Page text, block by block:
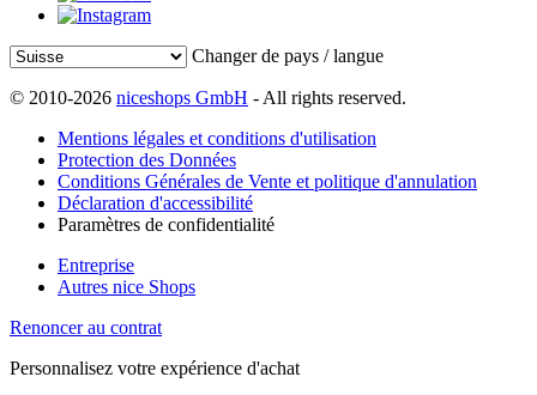
Changer de pays / langue
© 2010-2026 niceshops GmbH - All rights reserved.
Mentions légales et conditions d'utilisation
Protection des Données
Conditions Générales de Vente et politique d'annulation
Déclaration d'accessibilité
Paramètres de confidentialité
Entreprise
Autres nice Shops
Renoncer au contrat
Personnalisez votre expérience d'achat